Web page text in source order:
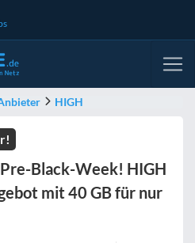
HIGH
Pre-Black-Week! HIGH
mit 40 GB für nur